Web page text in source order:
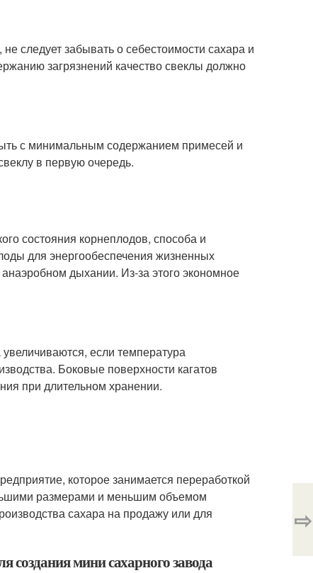
следует забывать о себестоимости сахара и
загрязнений качество свеклы должно
с минимальным содержанием примесей и
в первую очередь.
состояния корнеплодов, способа и
для энергообеспечения жизненных
дыхании. Из-за этого экономное
если температура
Боковые поверхности кагатов
при длительном хранении.
которое занимается переработкой
размерами и меньшим объемом
сахара на продажу или для
мини сахарного завода
⇨